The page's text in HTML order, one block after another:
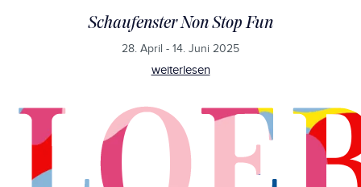
Schaufenster Non Stop Fun
28. April - 14. Juni 2025
weiterlesen